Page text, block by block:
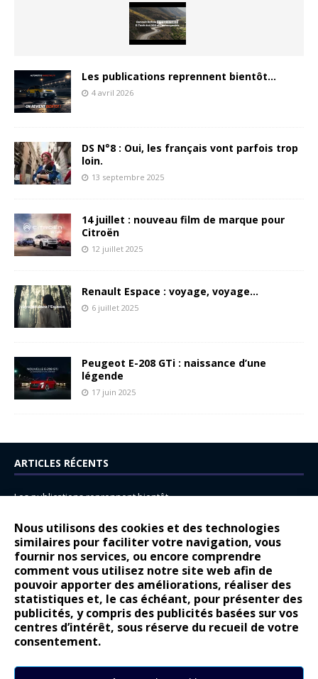
Nous utilisons des cookies et des technologies
similaires pour faciliter votre navigation, vous
fournir nos services, ou encore comprendre
comment vous utilisez notre site web afin de
pouvoir apporter des améliorations, réaliser des
statistiques et, le cas échéant, pour présenter des
publicités, y compris des publicités basées sur vos
centres d’intérêt, sous réserve du recueil de votre
consentement.
Les publications reprennent bientôt…
4 avril 2026
DS N°8 : Oui, les français vont parfois trop
loin.
13 septembre 2025
14 juillet : nouveau film de marque pour
Citroën
12 juillet 2025
Renault Espace : voyage, voyage…
6 juillet 2025
Peugeot E-208 GTi : naissance d’une
légende
17 juin 2025
ARTICLES RÉCENTS
Les publications reprennent bientôt…
14 juillet : nouveau film de marque pour Citroën
Renault Espace : voyage, voyage…
Peugeot E-208 GTi : naissance d’une légende
COMMENTAIRES RÉCENTS
Bernard Dardartdans
Gilly